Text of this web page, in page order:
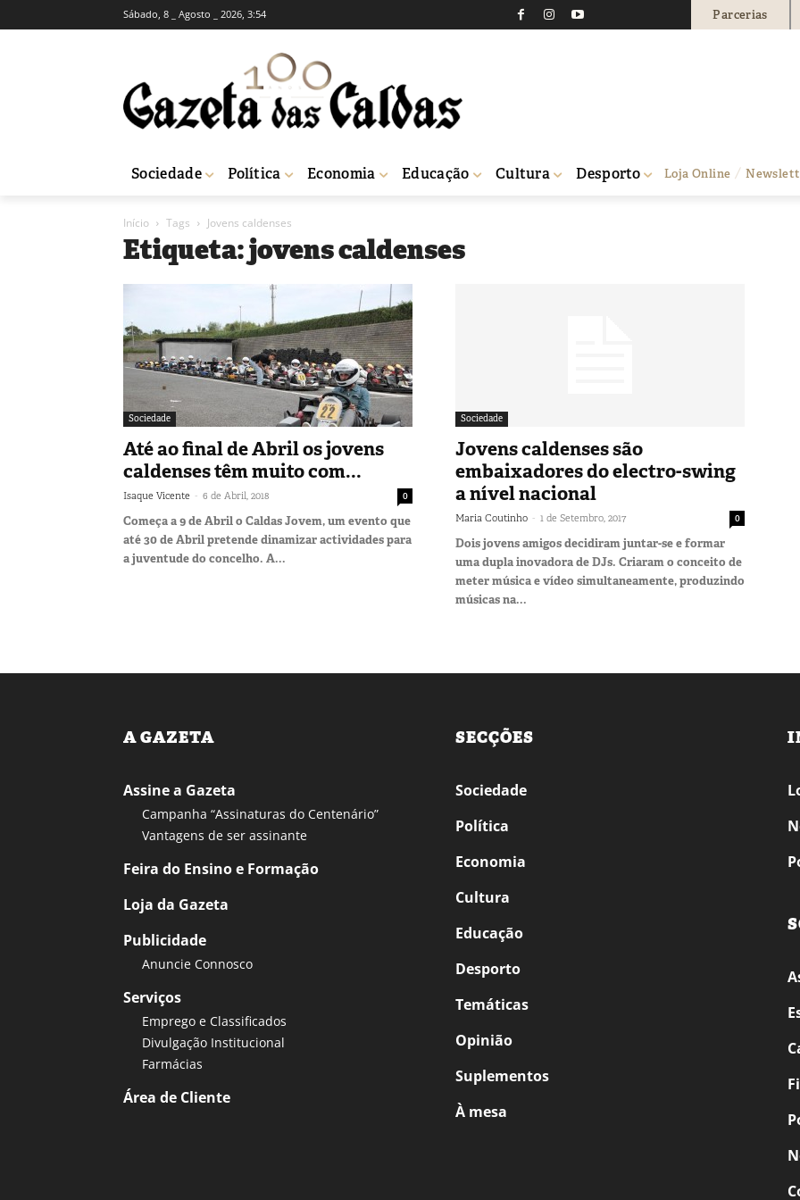
Sábado, 8 _ Agosto _ 2026, 3:54 Parcerias
Sociedade Política Economia Educação Cultura Desporto Loja Online
Início Tags Jovens caldenses
Etiqueta: jovens caldenses
Sociedade
Até ao final de Abril os jovens
caldenses têm muito com...
Isaque Vicente - 6 de Abril, 2018 0
Começa a 9 de Abril o Caldas Jovem, um evento que
até 30 de Abril pretende dinamizar actividades para
a juventude do concelho. A...
Sociedade
Jovens caldenses são
embaixadores do electro-swing
a nível nacional
Maria Coutinho - 1 de Setembro, 2017 0
Dois jovens amigos decidiram juntar-se e formar
uma dupla inovadora de DJs. Criaram o conceito de
meter música e vídeo simultaneamente, produzindo
músicas na...
A GAZETA
Assine a Gazeta
Campanha “Assinaturas do Centenário”
Vantagens de ser assinante
Feira do Ensino e Formação
Loja da Gazeta
Publicidade
Anuncie Connosco
Serviços
Emprego e Classificados
Divulgação Institucional
Farmácias
Área de Cliente
SECÇÕES
Sociedade
Política
Economia
Cultura
Educação
Desporto
Temáticas
Opinião
Suplementos
À mesa